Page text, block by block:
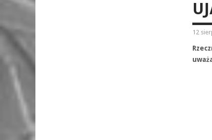
12